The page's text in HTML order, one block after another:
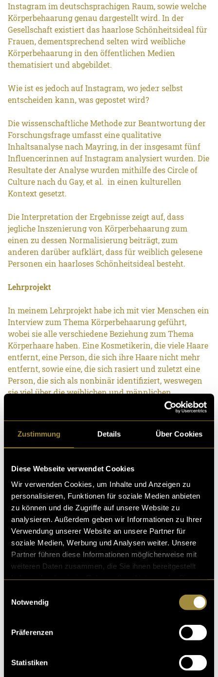
Zustimmung Details Über Cookies
Diese Webseite verwendet Cookies
Wir verwenden Cookies, um Inhalte und Anzeigen zu
personalisieren, Funktionen für soziale Medien anbieten
zu können und die Zugriffe auf unsere Website zu
analysieren. Außerdem geben wir Informationen zu Ihrer
Verwendung unserer Website an unsere Partner für
soziale Medien, Werbung und Analysen weiter. Unsere
Partner führen diese Informationen möglicherweise mit
weiteren Daten zusammen, die Sie ihnen bereitgestellt
Notwendig
Präferenzen
Statistiken
Instagram im deutschsprachigen Raum, sowie welche
Körperbehaarung genau dargestellt wird. In der
Gesellschaft existiert das haarlose Schönheitsideal für
Frauen, dementsprechend selten wird weibliche
Körperbehaarung in den öffentlichen Medien
thematisiert und abgebildet.
Wie ist es jedoch auf Instagram, wo jede:r selbst
entscheiden kann, was gepostet wird?
Die wissenschaftliche Methode zur Beantwortung der
Forschungsfrage umfasst eine qualitative
Inhaltsanalyse nach Mayring, in der insgesamt fünf
Influencerinnen auf Instagram analysiert wurden. Die
Resultate der Analyse wurden mithilfe des Circle of
Culture nach du Gay, et al. in einen kulturellen
Kontext gesetzt.
Die Interpretation der Ergebnisse zeigt auf, dass
jegliche Inszenierung von Körperbehaarung zum
einen zu dessen Normalisierung beiträgt, zum
anderen darüber aufklärt, dass für weiblich gelesene
Personen ein haarloses Schönheitsideal besteht.
Lehrprojekt
In meinem Lehrprojekt habe ich mit vier Menschen ein
Interview zum Thema Körperbehaarung geführt,
wobei sie alle verschiedene Beziehung zum Thema
Körperhaare haben. Eine Kosmetikerin, die viele Haare
entfernt, eine Person, die sich ihre Haare nicht mehr
entfernt, sowie eine, die sich rasiert und zuletzt eine
Person, die sich als nonbinär identifiziert, weswegen
sie viel über die weiblichen und männlichen
Schönheitsideale nachgedacht hat. Es geht dabei um
den gesellschaftlichen Druck, sich die Haare entfernen
zu müssen und die Befreiung von dem haarlosen Ideal
und die Frage, was einem selbst am besten passt.
Ähnliche Artikel